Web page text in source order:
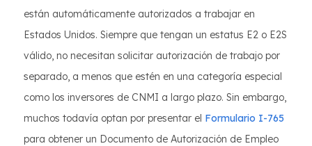
están automáticamente autorizados a trabajar en
Estados Unidos. Siempre que tengan un estatus E2 o E2S
válido, no necesitan solicitar autorización de trabajo por
separado, a menos que estén en una categoría especial
como los inversores de CNMI a largo plazo. Sin embargo,
muchos todavía optan por presentar el Formulario I-765
para obtener un Documento de Autorización de Empleo